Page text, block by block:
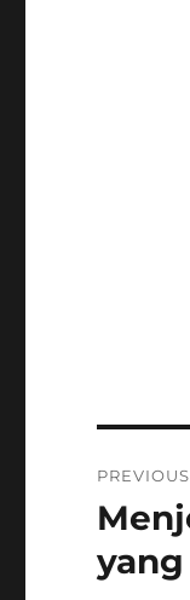
PREVIOUS
Previous